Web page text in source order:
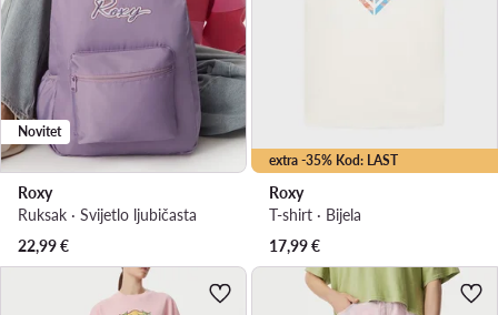
Novitet
Roxy
Ruksak · Svijetlo ljubičasta
22,99€
extra -35% Kod: LAST
Roxy
T-shirt · Bijela
17,99€